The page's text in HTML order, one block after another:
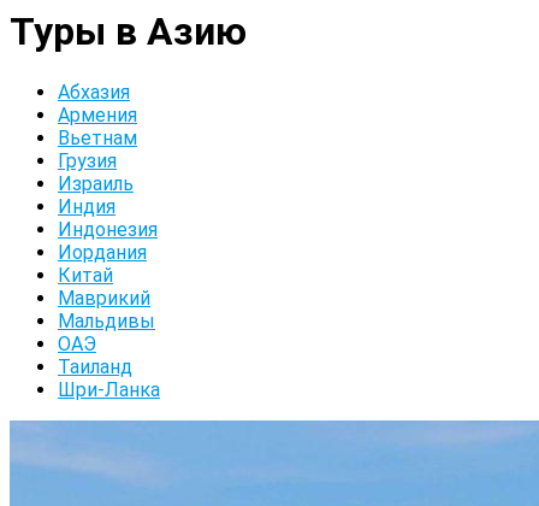
Туры в Азию
Абхазия
Армения
Вьетнам
Грузия
Израиль
Индия
Индонезия
Иордания
Китай
Маврикий
Мальдивы
ОАЭ
Таиланд
Шри-Ланка